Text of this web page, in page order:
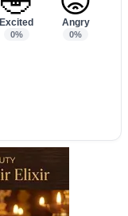
Excited
0%
Angry
0%